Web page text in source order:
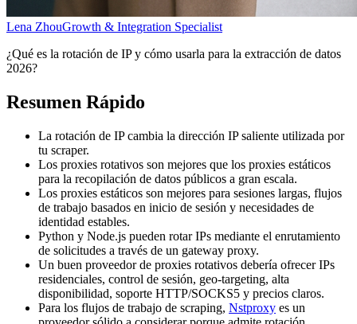
Lena ZhouGrowth & Integration Specialist
¿Qué es la rotación de IP y cómo usarla para la extracción de datos
2026?
Resumen Rápido
La rotación de IP cambia la dirección IP saliente utilizada por
tu scraper.
Los proxies rotativos son mejores que los proxies estáticos
para la recopilación de datos públicos a gran escala.
Los proxies estáticos son mejores para sesiones largas, flujos
de trabajo basados en inicio de sesión y necesidades de
identidad estables.
Python y Node.js pueden rotar IPs mediante el enrutamiento
de solicitudes a través de un gateway proxy.
Un buen proveedor de proxies rotativos debería ofrecer IPs
residenciales, control de sesión, geo-targeting, alta
disponibilidad, soporte HTTP/SOCKS5 y precios claros.
Para los flujos de trabajo de scraping, Nstproxy es un